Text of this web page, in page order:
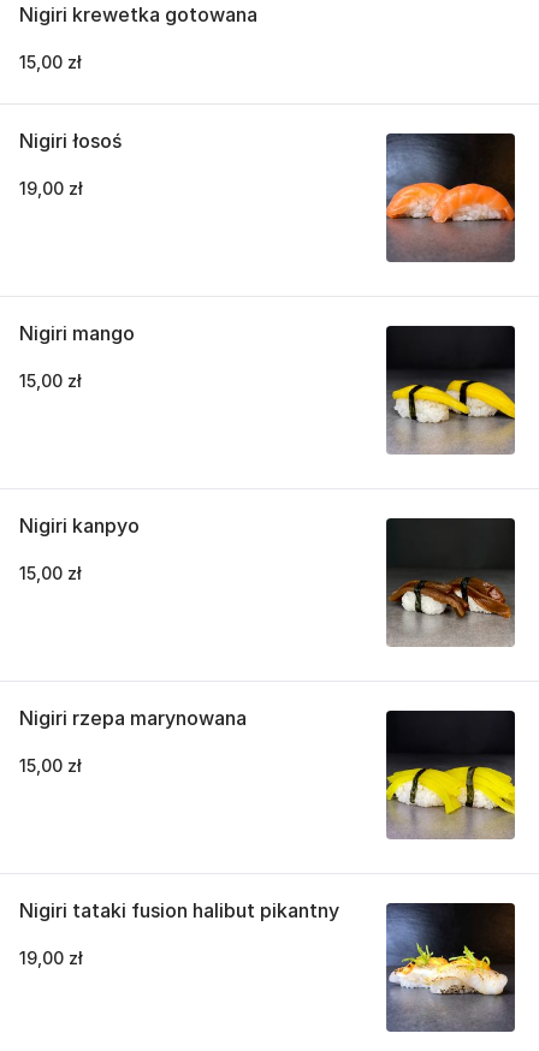
Nigiri krewetka gotowana
15,00 zł
Nigiri łosoś
19,00 zł
Nigiri mango
15,00 zł
Nigiri kanpyo
15,00 zł
Nigiri rzepa marynowana
15,00 zł
Nigiri tataki fusion halibut pikantny
19,00 zł